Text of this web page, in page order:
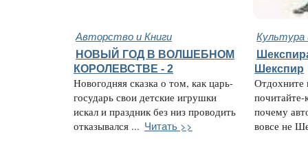
Авторство и Книги Культура
НОВЫЙ ГОД В ВОЛШЕБНОМ
КОРОЛЕВСТВЕ - 2
Новогодняя сказка о том, как царь-
государь свои детские игрушки
искал и праздник без низ проводить
отказывался ... Читать >>
Шекспир
Отдохните
почему
вовсе не